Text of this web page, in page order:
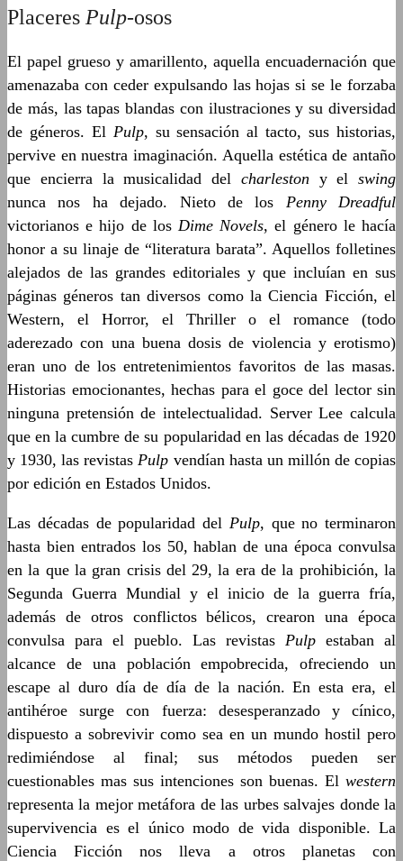
Placeres Pulp-osos
El papel grueso y amarillento, aquella encuadernación que
amenazaba con ceder expulsando las hojas si se le forzaba
de más, las tapas blandas con ilustraciones y su diversidad
de géneros. El Pulp, su sensación al tacto, sus historias,
pervive en nuestra imaginación. Aquella estética de antaño
que encierra la musicalidad del charleston y el swing
nunca nos ha dejado. Nieto de los Penny Dreadful
victorianos e hijo de los Dime Novels, el género le hacía
honor a su linaje de “literatura barata”. Aquellos folletines
alejados de las grandes editoriales y que incluían en sus
páginas géneros tan diversos como la Ciencia Ficción, el
Western, el Horror, el Thriller o el romance (todo
aderezado con una buena dosis de violencia y erotismo)
eran uno de los entretenimientos favoritos de las masas.
Historias emocionantes, hechas para el goce del lector sin
ninguna pretensión de intelectualidad. Server Lee calcula
que en la cumbre de su popularidad en las décadas de 1920
y 1930, las revistas Pulp vendían hasta un millón de copias
por edición en Estados Unidos.
Las décadas de popularidad del Pulp, que no terminaron
hasta bien entrados los 50, hablan de una época convulsa
en la que la gran crisis del 29, la era de la prohibición, la
Segunda Guerra Mundial y el inicio de la guerra fría,
además de otros conflictos bélicos, crearon una época
convulsa para el pueblo. Las revistas Pulp estaban al
alcance de una población empobrecida, ofreciendo un
escape al duro día de día de la nación. En esta era, el
antihéroe surge con fuerza: desesperanzado y cínico,
dispuesto a sobrevivir como sea en un mundo hostil pero
redimiéndose al final; sus métodos pueden ser
cuestionables mas sus intenciones son buenas. El western
representa la mejor metáfora de las urbes salvajes donde la
supervivencia es el único modo de vida disponible. La
Ciencia Ficción nos lleva a otros planetas con